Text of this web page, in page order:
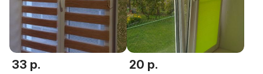
33 р. 20 р.